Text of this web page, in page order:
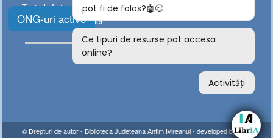
Teatrul „Anton Pann”
Teatrul Municipal „Ariel”
ONG-uri active
© Drepturi de autor -Biblioteca Judeteana Antim Ivireanul- developed by